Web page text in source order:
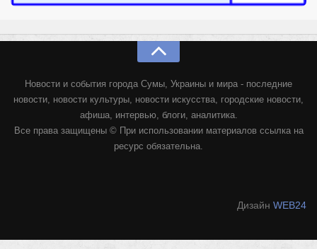
Новости и события города Сумы, Украины и мира - последние
новости, новости культуры, новости искусства, городские новости,
афиша, интервью, блоги, аналитика.
Все права защищены © При использовании материалов ссылка на
ресурс обязательна.
Дизайн WEB24